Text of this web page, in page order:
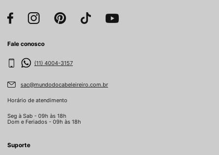
Fale conosco
(11) 4004-3157
sac@mundodocabeleireiro.com.br
Horário de atendimento
Seg à Sab - 09h às 18h
Dom e Feriados - 09h às 18h
Suporte